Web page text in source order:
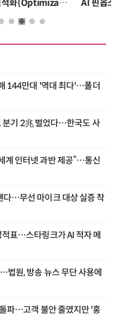
하는 AI 토큰 비용 관리 전략
144만대 '역대 최다'…폴더
분기 2兆 벌었다…한국도 사
계 인터넷 과반 제공”…통신
다…무선 마이크 대상 실증 착
표…스타링크가 AI 적자 메
법원, 방송 뉴스 무단 사용에
파…고객 불안 줄였지만 '홍